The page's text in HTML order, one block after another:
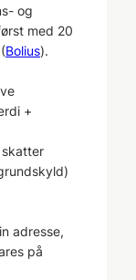
og
med 20
Bolius).
+
adresse,
på